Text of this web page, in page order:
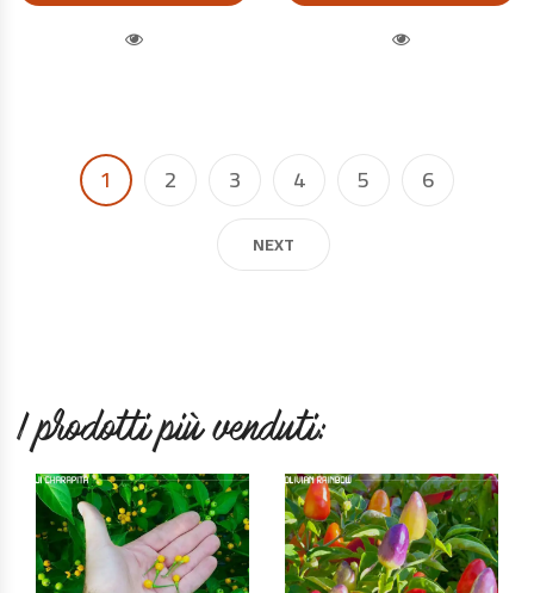
1 2 3 4 5 6
NEXT
I prodotti più venduti: